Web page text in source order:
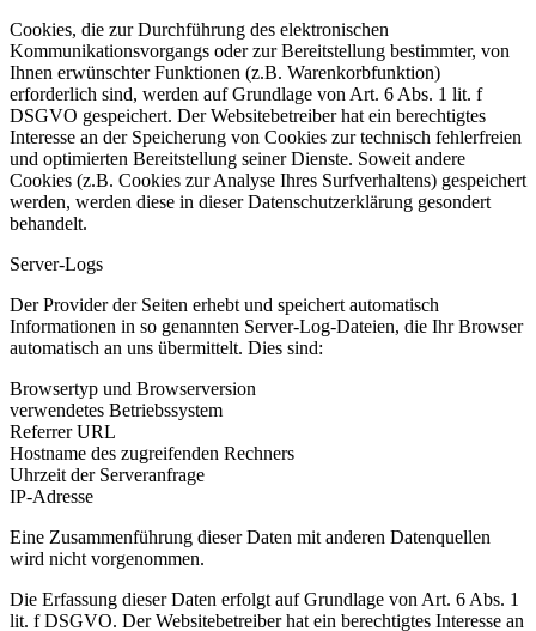
Cookies, die zur Durchführung des elektronischen
Kommunikationsvorgangs oder zur Bereitstellung bestimmter, von
Ihnen erwünschter Funktionen (z.B. Warenkorbfunktion)
erforderlich sind, werden auf Grundlage von Art. 6 Abs. 1 lit. f
DSGVO gespeichert. Der Websitebetreiber hat ein berechtigtes
Interesse an der Speicherung von Cookies zur technisch fehlerfreien
und optimierten Bereitstellung seiner Dienste. Soweit andere
Cookies (z.B. Cookies zur Analyse Ihres Surfverhaltens) gespeichert
werden, werden diese in dieser Datenschutzerklärung gesondert
behandelt.
Server-Logs
Der Provider der Seiten erhebt und speichert automatisch
Informationen in so genannten Server-Log-Dateien, die Ihr Browser
automatisch an uns übermittelt. Dies sind:
Browsertyp und Browserversion
verwendetes Betriebssystem
Referrer URL
Hostname des zugreifenden Rechners
Uhrzeit der Serveranfrage
IP-Adresse
Eine Zusammenführung dieser Daten mit anderen Datenquellen
wird nicht vorgenommen.
Die Erfassung dieser Daten erfolgt auf Grundlage von Art. 6 Abs. 1
lit. f DSGVO. Der Websitebetreiber hat ein berechtigtes Interesse an